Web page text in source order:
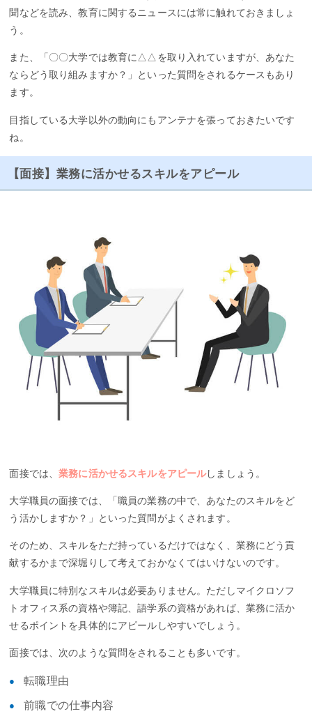
聞などを読み、教育に関するニュースには常に触れておきましょ
う。
また、「〇〇大学では教育に△△を取り入れていますが、あなた
ならどう取り組みますか？」といった質問をされるケースもあり
ます。
目指している大学以外の動向にもアンテナを張っておきたいです
ね。
【面接】業務に活かせるスキルをアピール
面接では、業務に活かせるスキルをアピールしましょう。
大学職員の面接では、「職員の業務の中で、あなたのスキルをど
う活かしますか？」といった質問がよくされます。
そのため、スキルをただ持っているだけではなく、業務にどう貢
献するかまで深堀りして考えておかなくてはいけないのです。
大学職員に特別なスキルは必要ありません。ただしマイクロソフ
トオフィス系の資格や簿記、語学系の資格があれば、業務に活か
せるポイントを具体的にアピールしやすいでしょう。
面接では、次のような質問をされることも多いです。
転職理由
前職での仕事内容